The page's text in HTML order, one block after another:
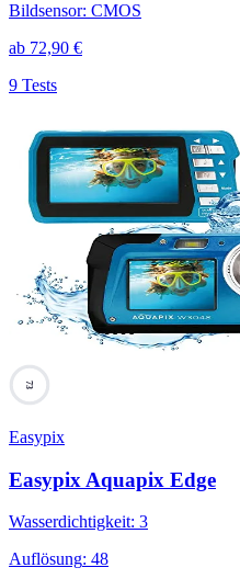
Bildsensor: CMOS
ab 72,90 €
9 Tests
73
Easypix
Easypix Aquapix Edge
Wasserdichtigkeit: 3
Auflösung: 48